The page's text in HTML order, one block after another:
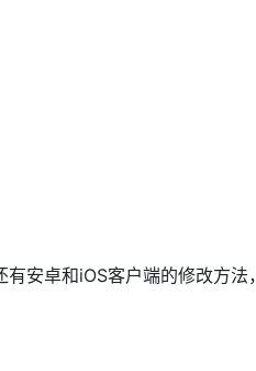
安卓和iOS客户端的修改方法，